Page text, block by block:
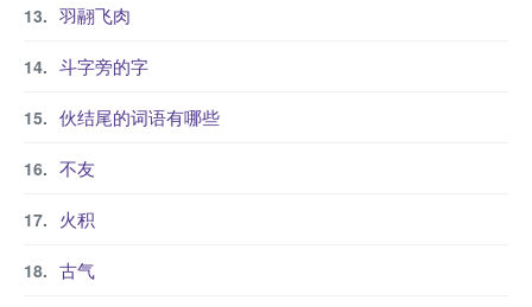
羽翮飞肉
斗字旁的字
伙结尾的词语有哪些
不友
火积
古气